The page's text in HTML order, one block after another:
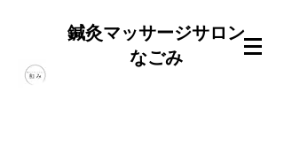
鍼灸マッサージサロン
なごみ